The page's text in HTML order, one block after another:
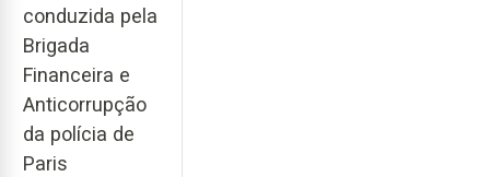
conduzida pela
Brigada
Financeira e
Anticorrupção
da polícia de
Paris